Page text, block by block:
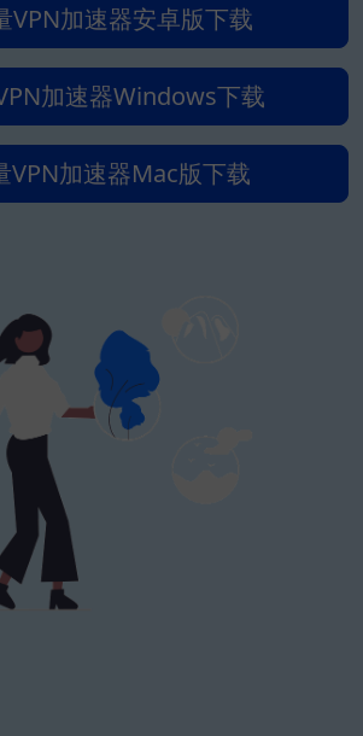
VPN加速器安卓版下载
加速器Windows下载
VPN加速器Mac版下载